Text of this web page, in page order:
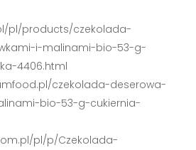
pl/products/czekolada-
i-malinami-bio-53-g-
4406.html
czekolada-deserowa-
bio-53-g-cukiernia-
pl/p/Czekolada-